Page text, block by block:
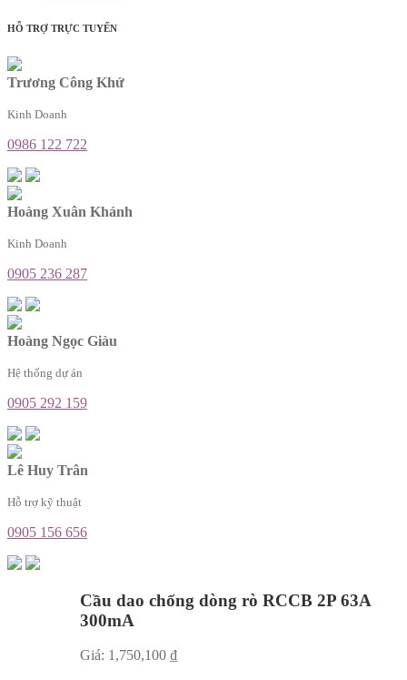
HỖ TRỢ TRỰC TUYẾN
Trương Công Khứ
Kinh Doanh
0986 122 722
Hoàng Xuân Khánh
Kinh Doanh
0905 236 287
Hoàng Ngọc Giàu
Hệ thống dự án
0905 292 159
Lê Huy Trân
Hỗ trợ kỹ thuật
0905 156 656
Cầu dao chống dòng rò RCCB 2P 63A
300mA
Giá: 1,750,100 ₫